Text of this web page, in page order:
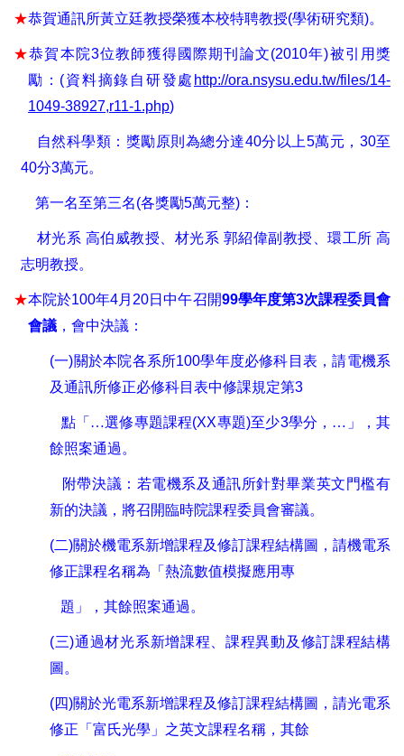
★恭賀通訊所黃立廷教授榮獲本校特聘教授(學術研究類)。
★恭賀本院3位教師獲得國際期刊論文(2010年)被引用獎
勵 ： (資料摘錄自研發處 http://ora.nsysu.edu.tw/files/14-
1049-38927,r11-1.php)
自然科學類：獎勵原則為總分達40分以上5萬元， 30至
40分3萬元。
第一名至第三名(各獎勵5萬元整) ：
材光系 高伯威教授、材光系 郭紹偉副教授、環工所 高
志明教授。
★本院於100年4月 20日中午召開99學年度第3次課程委員會
會議 ，會中決議：
(一)關於本院各系所100學年度必修科目表 ，請電機系
及通訊所修正必修科目表中修課規定第3
點「 …選修專題課程(XX專題)至少3學分， … 」，其
餘照案通過。
附帶決議：若電機系及通訊所針對畢業英文門檻有
新的決議，將召開臨時院課程委員會審議。
(二)關於機電系新增課程及修訂課程結構圖 ，請機電系
修正課程名稱為「熱流數值模擬應用專
題」，其餘照案通過。
(三)通過材光系新增課程 、課程異動及修訂課程結構
圖 。
(四)關於光電系新增課程及修訂課程結構圖 ，請光電系
修正「富氏光學」之英文課程名稱，其餘